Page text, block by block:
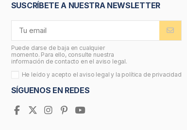
SUSCRÍBETE A NUESTRA NEWSLETTER
Puede darse de baja en cualquier
momento. Para ello, consulte nuestra
información de contacto en el aviso legal.
He leído y acepto el aviso legal y la política de privacidad
SÍGUENOS EN REDES